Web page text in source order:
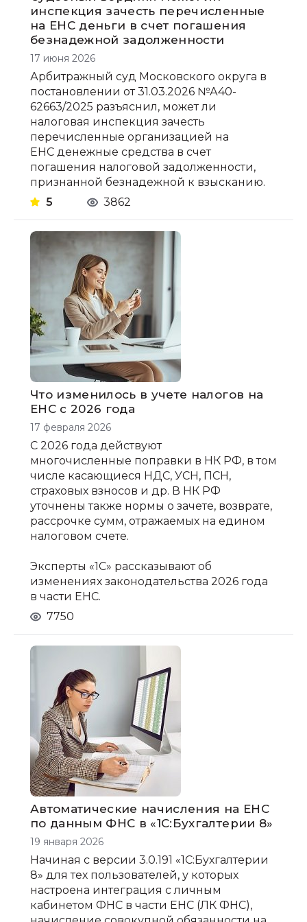
инспекция зачесть перечисленные
на ЕНС деньги в счет погашения
безнадежной задолженности
17 июня 2026
Арбитражный суд Московского округа в
постановлении от 31.03.2026 №А40-
62663/2025 разъяснил, может ли
налоговая инспекция зачесть
перечисленные организацией на
ЕНС денежные средства в счет
погашения налоговой задолженности,
признанной безнадежной к взысканию.
5
3862
Что изменилось в учете налогов на
ЕНС с 2026 года
17 февраля 2026
С 2026 года действуют
многочисленные поправки в НК РФ, в том
числе касающиеся НДС, УСН, ПСН,
страховых взносов и др. В НК РФ
уточнены также нормы о зачете, возврате,
рассрочке сумм, отражаемых на едином
налоговом счете.
Эксперты «1С» рассказывают об
изменениях законодательства 2026 года
в части ЕНС.
7750
Автоматические начисления на ЕНС
по данным ФНС в «1С:Бухгалтерии 8»
19 января 2026
Начиная с версии 3.0.191 «1С:Бухгалтерии
8» для тех пользователей, у которых
настроена интеграция с личным
кабинетом ФНС в части ЕНС (ЛК ФНС),